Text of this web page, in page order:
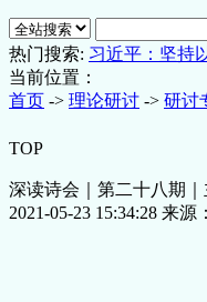
热门搜索: 习近平：坚持
当前位置：
首页 -> 理论研讨 -> 研讨
TOP
深读诗会｜第二十八期
2021-05-23 15:34:28 来源：